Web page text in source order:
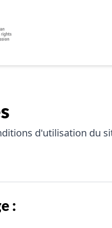
d'utilisation du
: